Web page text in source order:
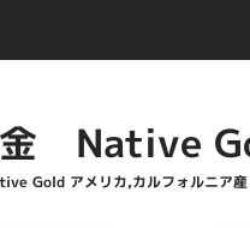
金 Native
Gold アメリカ,カルフォルニア産